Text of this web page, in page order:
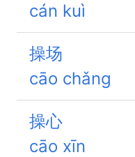
cán kuì
操场
cāo chǎng
操心
cāo xīn